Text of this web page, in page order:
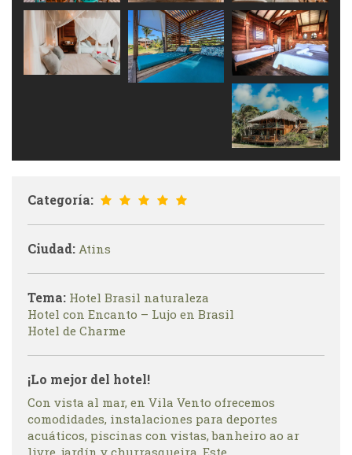
Categoría:
Ciudad: Atins
Tema: Hotel Brasil naturaleza
Hotel con Encanto – Lujo en Brasil
Hotel de Charme
¡Lo mejor del hotel!
Con vista al mar, en Vila Vento ofrecemos
comodidades, instalaciones para deportes
acuáticos, piscinas con vistas, banheiro ao ar
livre, jardín y churrasqueira. Este